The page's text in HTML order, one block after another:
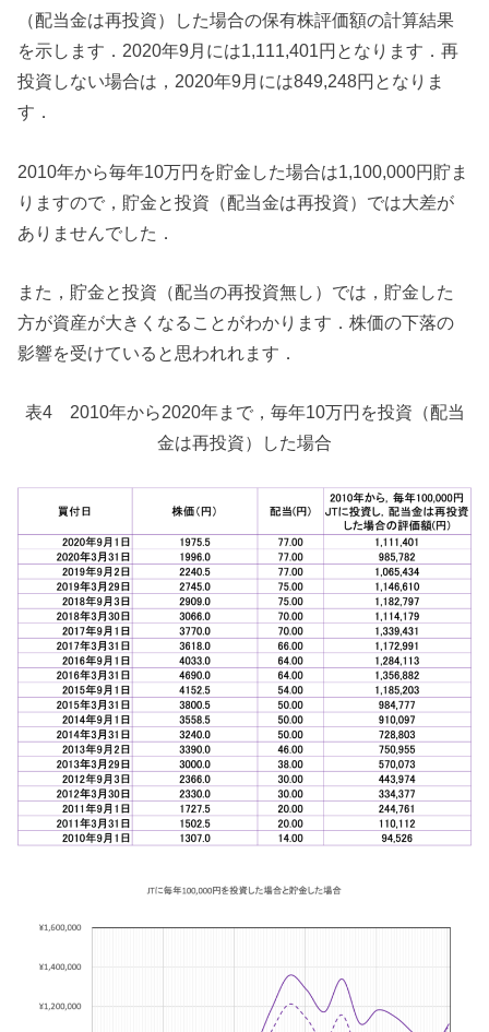
（配当金は再投資）した場合の保有株評価額の計算結果
を示します．2020年9月には1,111,401円となります．再
投資しない場合は，2020年9月には849,248円となりま
す．
2010年から毎年10万円を貯金した場合は1,100,000円貯ま
りますので，貯金と投資（配当金は再投資）では大差が
ありませんでした．
また，貯金と投資（配当の再投資無し）では，貯金した
方が資産が大きくなることがわかります．株価の下落の
影響を受けていると思われれます．
表4 2010年から2020年まで，毎年10万円を投資（配当
金は再投資）した場合